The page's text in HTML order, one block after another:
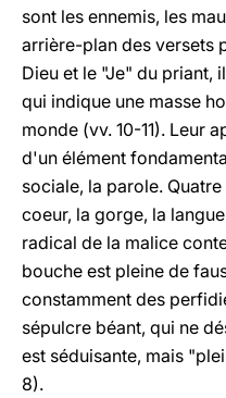
sont les ennemis, les
arrière-plan des versets
Dieu et le "Je" du priant,
qui indique une masse
monde (vv. 10-11). Leur
d'un élément
sociale, la parole.
coeur, la gorge, la
radical de la malice
bouche est pleine de
constamment des
sépulcre béant, qui ne
est séduisante, mais
8).